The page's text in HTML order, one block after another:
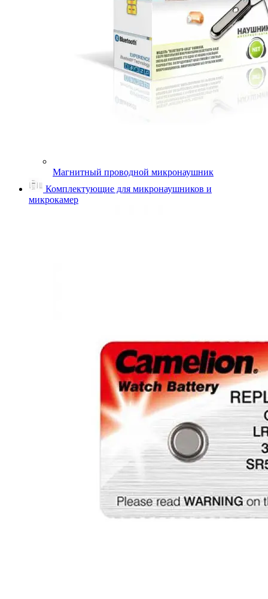
Магнитный проводной микронаушник
Комплектующие для микронаушников и
микрокамер